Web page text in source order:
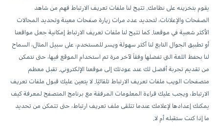
يقوم بتخزينه على نظامك. تتيح لنا ملفات تعريف الارتباط فهم من شاهد
الصفحات والإعلانات، لتحديد عدد مرات زيارة صفحات معينة وتحديد المجالات
الأكثر شعبية في موقعنا. كما تتيح لنا ملفات تعريف الارتباط إمكانية جعل مواقعنا
أو تطبيق الجوال التابع لنا أكثر سهولة ويسر للمستخدم، على سبيل المثال، السماح
لنا بحفظ اللغة التي تفضلها وفقاً لآخر مرة تم استخدام الموقع فيها، حتى نتمكن
من تقديم تجربة أفضل لك عند عودتك إلى موقعنا الإلكتروني. تقبل معظم
متصفحات الويب ملفات تعريف الارتباط تلقائيًا. لا يتعين عليك قبول ملفات تعريف
الارتباط، ويجب عليك قراءة المعلومات المرفقة مع برنامج المتصفح لمعرفة كيف
يمكنك إعدادها لإعلامك عندما تتلقى ملف تعريف ارتباط، حتى تتمكن من تحديد
ما إذا كنت ستقبله أم لا.